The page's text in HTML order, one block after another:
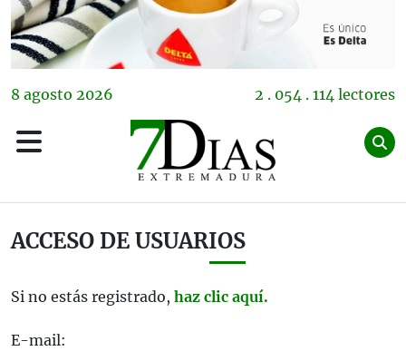
8 agosto 2026 2 . 054 . 114 lectores
ACCESO DE USUARIOS
Si no estás registrado, haz clic aquí.
E-mail: